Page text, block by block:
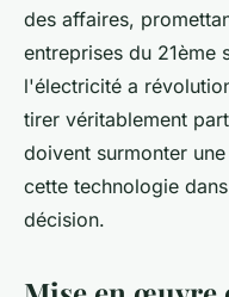
des affaires,
entreprises du 21ème
l'électricité a
tirer véritablement
doivent surmonter
cette technologie
décision.